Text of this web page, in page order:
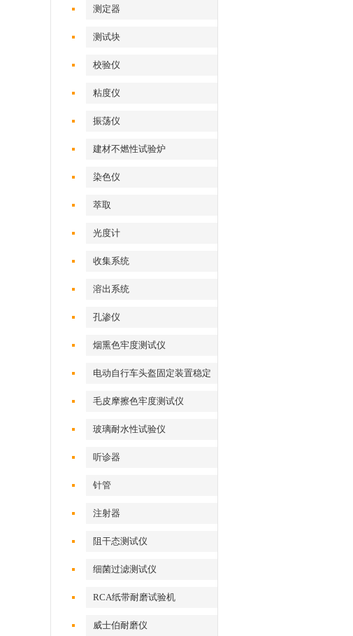
测定器
测试块
校验仪
粘度仪
振荡仪
建材不燃性试验炉
染色仪
萃取
光度计
收集系统
溶出系统
孔渗仪
烟熏色牢度测试仪
电动自行车头盔固定装置稳定
性测试仪
毛皮摩擦色牢度测试仪
玻璃耐水性试验仪
听诊器
针管
注射器
阻干态测试仪
细菌过滤测试仪
RCA纸带耐磨试验机
威士伯耐磨仪